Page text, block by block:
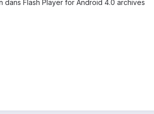
dans Flash Player for Android 4.0 archives